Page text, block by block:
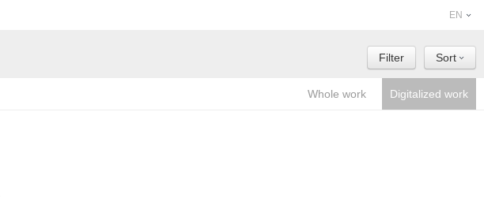
EN
Sort
Filter
Whole work Digitalized work